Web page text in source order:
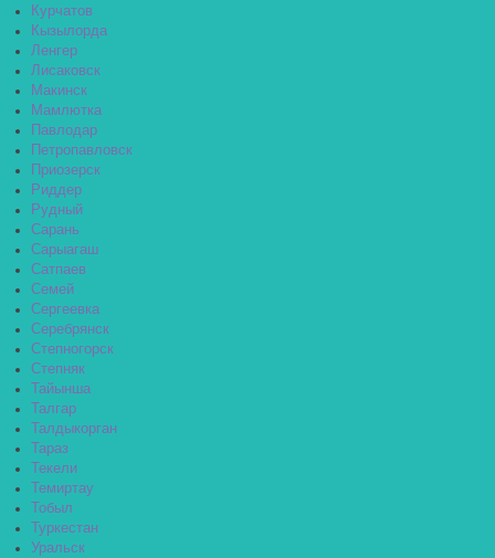
Курчатов
Кызылорда
Ленгер
Лисаковск
Макинск
Мамлютка
Павлодар
Петропавловск
Приозерск
Риддер
Рудный
Сарань
Сарыагаш
Сатпаев
Семей
Сергеевка
Серебрянск
Степногорск
Степняк
Тайынша
Талгар
Талдыкорган
Тараз
Текели
Темиртау
Тобыл
Туркестан
Уральск